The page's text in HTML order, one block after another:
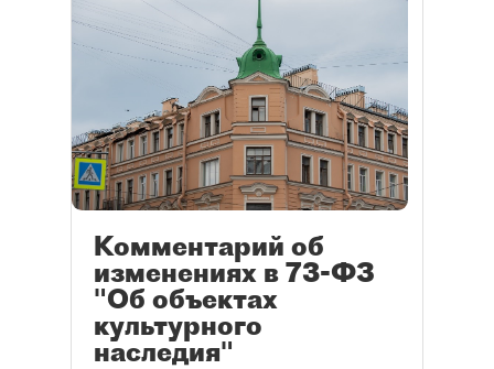
Комментарий об
изменениях в 73-ФЗ
"Об объектах
культурного
наследия"